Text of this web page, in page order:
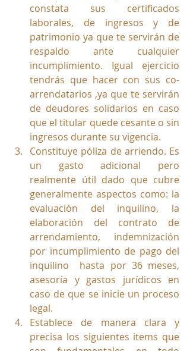
constata sus certificados
laborales, de ingresos y de
patrimonio ya que te servirán de
respaldo ante cualquier
incumplimiento. Igual ejercicio
tendrás que hacer con sus co-
arrendatarios ,ya que te servirán
de deudores solidarios en caso
que el titular quede cesante o sin
ingresos durante su vigencia.
Constituye póliza de arriendo. Es
un gasto adicional pero
realmente útil dado que cubre
generalmente aspectos como: la
evaluación del inquilino, la
elaboración del contrato de
arrendamiento, indemnización
por incumplimiento de pago del
inquilino  hasta por 36 meses,
asesoría y gastos jurídicos en
caso de que se inicie un proceso
legal.
Establece de manera clara y
precisa los siguientes items que